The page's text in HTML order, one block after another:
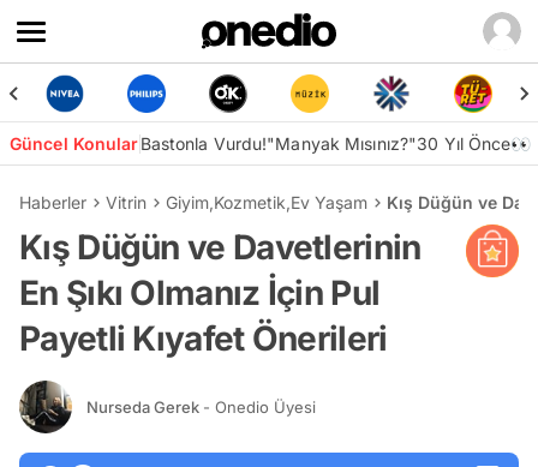
Güncel KonularBastonla Vurdu!"Manyak Mısınız?"30 Yıl Önce👀
Haberler Vitrin Giyim,Kozmetik,Ev Yaşam Kış Düğün ve
Kış Düğün ve Davetlerinin
En Şıkı Olmanız İçin Pul
Payetli Kıyafet Önerileri
Nurseda Gerek - Onedio Üyesi